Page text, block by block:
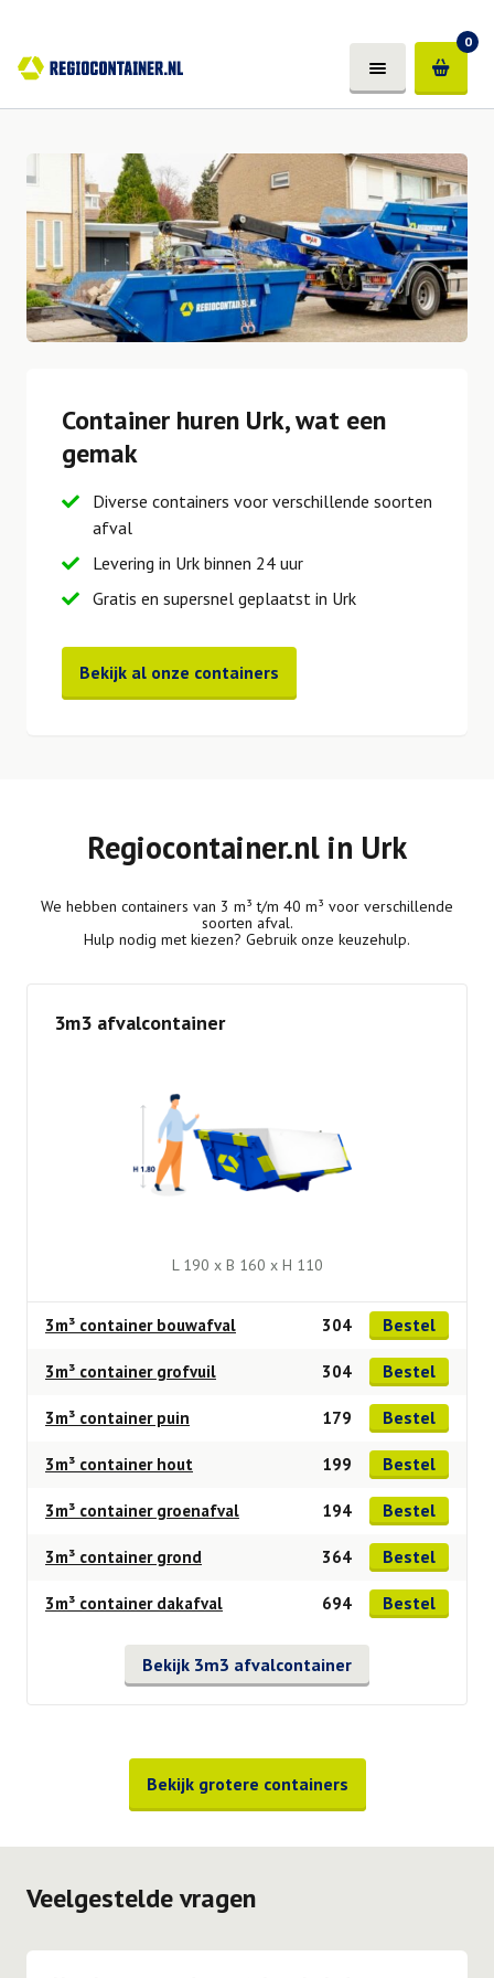
0
Container huren Urk, wat een
gemak
Diverse containers voor verschillende soorten
afval
Levering in Urk binnen 24 uur
Gratis en supersnel geplaatst in Urk
Bekijk al onze containers
Regiocontainer.nl in Urk
We hebben containers van 3 m³ t/m 40 m³ voor verschillende
soorten afval.
Hulp nodig met kiezen? Gebruik onze keuzehulp.
3m3 afvalcontainer
L 190 x B 160 x H 110
3m³ container bouwafval 304 Bestel
3m³ container grofvuil 304 Bestel
3m³ container puin 179 Bestel
3m³ container hout 199 Bestel
3m³ container groenafval 194 Bestel
3m³ container grond 364 Bestel
3m³ container dakafval 694 Bestel
Bekijk 3m3 afvalcontainer
Bekijk grotere containers
Veelgestelde vragen